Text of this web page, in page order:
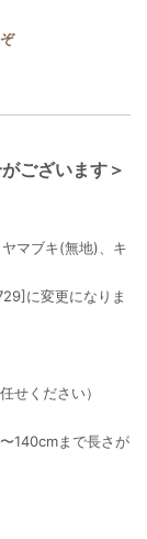
ございます＞
マブキ(無地)、キ
に変更になりま
せください）
140cmまで長さが